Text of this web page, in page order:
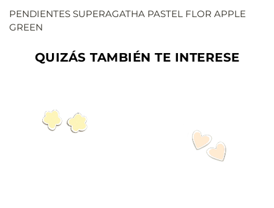
PENDIENTES SUPERAGATHA PASTEL FLOR APPLE
GREEN
QUIZÁS TAMBIÉN TE INTERESE
AÑADIR